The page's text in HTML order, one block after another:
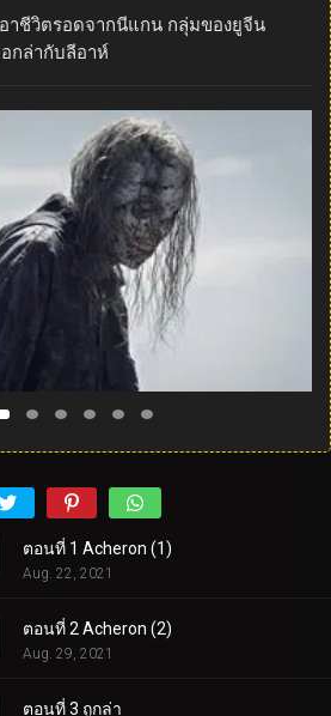
าชีวิตรอดจากนีแกน กลุ่มของยูจีน
กล่ากับลีอาห์
ตอนที่ 1 Acheron (1)
Aug. 22, 2021
ตอนที่ 2 Acheron (2)
Aug. 29, 2021
ตอนที่ 3 ถูกล่า